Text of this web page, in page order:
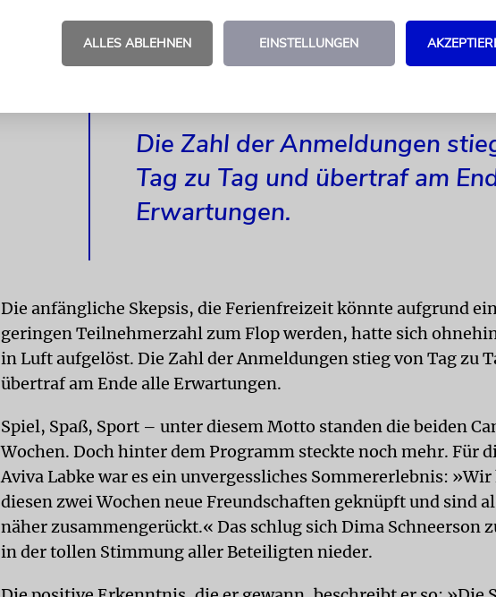
der Staff haben in ihrer Vielfalt eines gemeinsam: Sie stehen
Sache ein. Sie haben sich mit großer Hingabe und mit großem
Die Zahl der Anmeldungen
Tag zu Tag und übertraf am
Erwartungen.
Die anfängliche Skepsis, die Ferienfreizeit könnte aufgrund
geringen Teilnehmerzahl zum Flop werden, hatte sich
in Luft aufgelöst. Die Zahl der Anmeldungen stieg von Tag zu
übertraf am Ende alle Erwartungen.
Spiel, Spaß, Sport – unter diesem Motto standen die beiden
Wochen. Doch hinter dem Programm steckte noch mehr. Für
Aviva Labke war es ein unvergessliches Sommererlebnis:
diesen zwei Wochen neue Freundschaften geknüpft und sind
näher zusammengerückt.« Das schlug sich Dima Schneerson
in der tollen Stimmung aller Beteiligten nieder.
ALLES ABLEHNEN EINSTELLUNGEN